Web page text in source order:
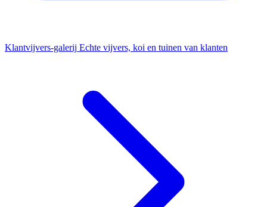
Klantvijvers-galerij Echte vijvers, koi en tuinen van klanten